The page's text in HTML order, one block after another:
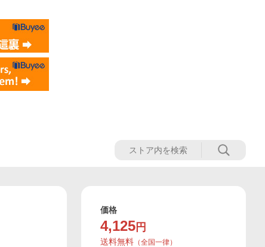
価格
4,125 円
送料無料 （全国一律）